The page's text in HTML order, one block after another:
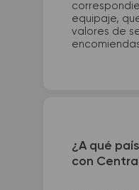
equipaje,
valores de
¿A qué
con